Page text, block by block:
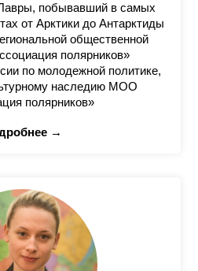
побывавший в самых
от Арктики до Антарктиды
общественной
полярников»
по молодежной политике,
наследию МОО
полярников»
→